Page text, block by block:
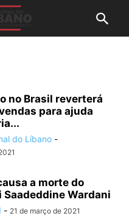
no Brasil reverterá
para ajuda
do Líbano -
a morte do
Saadeddine Wardani
- 21 de março de 2021